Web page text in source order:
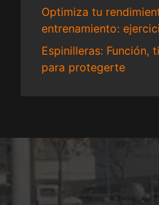
Optimiza tu
entrenamiento:
Espinilleras: Función,
para protegerte